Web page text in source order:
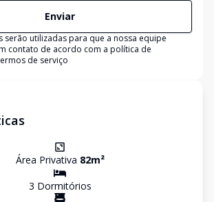
Enviar
serão utilizadas para que a nossa equipe
contato de acordo com a política de
de serviço
Área Privativa 82m²
3 Dormitórios